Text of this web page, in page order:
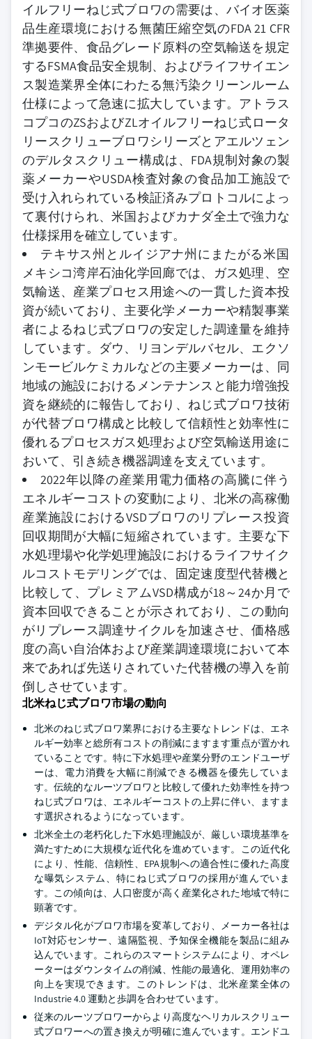
イルフリーねじ式ブロワの需要は、バイオ医薬
品生産環境における無菌圧縮空気のFDA 21 CFR
準拠要件、食品グレード原料の空気輸送を規定
するFSMA食品安全規制、およびライフサイエン
ス製造業界全体にわたる無汚染クリーンルーム
仕様によって急速に拡大しています。アトラス
コプコのZSおよびZLオイルフリーねじ式ロータ
リースクリューブロワシリーズとアエルツェン
のデルタスクリュー構成は、FDA規制対象の製
薬メーカーやUSDA検査対象の食品加工施設で
受け入れられている検証済みプロトコルによっ
て裏付けられ、米国およびカナダ全土で強力な
仕様採用を確立しています。
テキサス州とルイジアナ州にまたがる米国
メキシコ湾岸石油化学回廊では、ガス処理、空
気輸送、産業プロセス用途への一貫した資本投
資が続いており、主要化学メーカーや精製事業
者によるねじ式ブロワの安定した調達量を維持
しています。ダウ、リヨンデルバセル、エクソ
ンモービルケミカルなどの主要メーカーは、同
地域の施設におけるメンテナンスと能力増強投
資を継続的に報告しており、ねじ式ブロワ技術
が代替ブロワ構成と比較して信頼性と効率性に
優れるプロセスガス処理および空気輸送用途に
おいて、引き続き機器調達を支えています。
2022年以降の産業用電力価格の高騰に伴う
エネルギーコストの変動により、北米の高稼働
産業施設におけるVSDブロワのリプレース投資
回収期間が大幅に短縮されています。主要な下
水処理場や化学処理施設におけるライフサイク
ルコストモデリングでは、固定速度型代替機と
比較して、プレミアムVSD構成が18～24か月で
資本回収できることが示されており、この動向
がリプレース調達サイクルを加速させ、価格感
度の高い自治体および産業調達環境において本
来であれば先送りされていた代替機の導入を前
倒しさせています。
北米ねじ式ブロワ市場の動向
北米のねじ式ブロワ業界における主要なトレンドは、エネ
ルギー効率と総所有コストの削減にますます重点が置かれ
ていることです。特に下水処理や産業分野のエンドユーザ
ーは、電力消費を大幅に削減できる機器を優先していま
す。伝統的なルーツブロワと比較して優れた効率性を持つ
ねじ式ブロワは、エネルギーコストの上昇に伴い、ますま
す選択されるようになっています。
北米全土の老朽化した下水処理施設が、厳しい環境基準を
満たすために大規模な近代化を進めています。この近代化
により、性能、信頼性、EPA規制への適合性に優れた高度
な曝気システム、特にねじ式ブロワの採用が進んでいま
す。この傾向は、人口密度が高く産業化された地域で特に
顕著です。
デジタル化がブロワ市場を変革しており、メーカー各社は
IoT対応センサー、遠隔監視、予知保全機能を製品に組み
込んでいます。これらのスマートシステムにより、オペレ
ーターはダウンタイムの削減、性能の最適化、運用効率の
向上を実現できます。このトレンドは、北米産業全体の
Industrie 4.0 運動と歩調を合わせています。
従来のルーツブロワーからより高度なヘリカルスクリュー
式ブロワーへの置き換えが明確に進んでいます。エンドユ